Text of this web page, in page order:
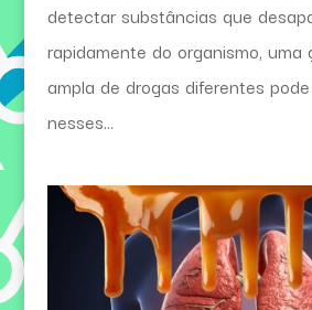
detectar substâncias que
rapidamente do organismo, uma
ampla de drogas diferentes
nesses...